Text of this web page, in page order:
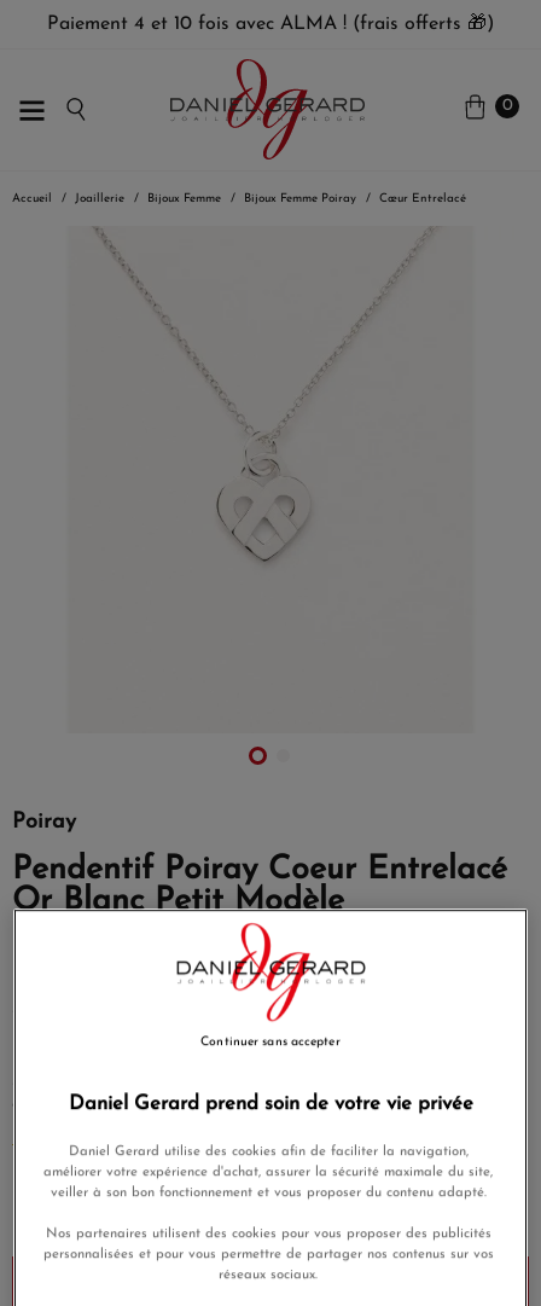
Paiement 4 et 10 fois avec ALMA ! (frais offerts 🎁)
0
Accueil Joaillerie Bijoux Femme Bijoux Femme Poiray Cœur Entrelacé
Poiray
Pendentif Poiray Coeur Entrelacé
Or Blanc Petit Modèle
Emblème de la Maison Poiray, la collection Cœur Entrelacé
s’enrichit pour fêter ses 30 ans d’existence.
généreuses qui célèbrent tous les amours.
EN SAVOIR PLUS
950,00 €
Payez seulement 95 € aujourd'hui
Ajouter au panier
Daniel Gerard prend soin de votre vie privée
Daniel Gerard utilise des cookies afin de faciliter la navigation,
améliorer votre expérience d'achat, assurer la sécurité maximale du site,
veiller à son bon fonctionnement et vous proposer du contenu adapté.
Nos partenaires utilisent des cookies pour vous proposer des publicités
personnalisées et pour vous permettre de partager nos contenus sur vos
réseaux sociaux.
Continuer sans accepter